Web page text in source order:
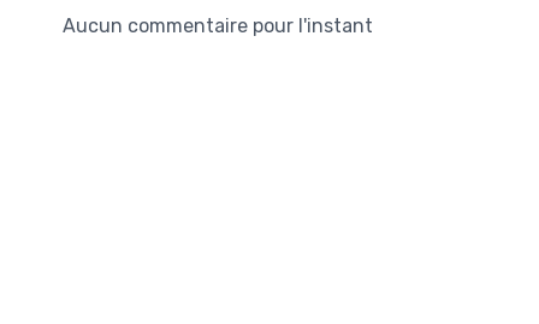
Aucun commentaire pour l'instant